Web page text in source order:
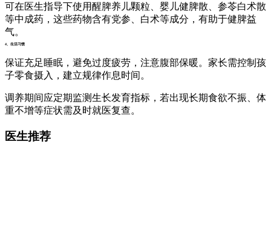
可在医生指导下使用醒脾养儿颗粒、婴儿健脾散、参苓白术散
等中成药，这些药物含有党参、白术等成分，有助于健脾益
气。
4、生活习惯
保证充足睡眠，避免过度疲劳，注意腹部保暖。家长需控制孩
子零食摄入，建立规律作息时间。
调养期间应定期监测生长发育指标，若出现长期食欲不振、体
重不增等症状需及时就医复查。
医生推荐